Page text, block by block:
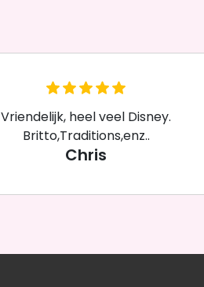
Vriendelijk, heel veel Disney.
Britto,Traditions,enz..
Chris